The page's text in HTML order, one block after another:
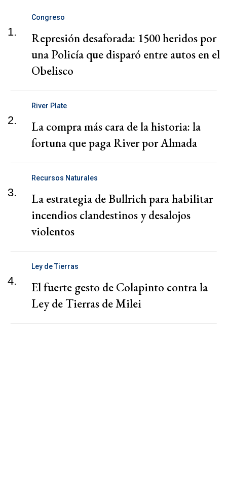
1.
Congreso
Represión desaforada: 1500 heridos por
una Policía que disparó entre autos en el
Obelisco
2.
River Plate
La compra más cara de la historia: la
fortuna que paga River por Almada
3.
Recursos Naturales
La estrategia de Bullrich para habilitar
incendios clandestinos y desalojos
violentos
4.
Ley de Tierras
El fuerte gesto de Colapinto contra la
Ley de Tierras de Milei